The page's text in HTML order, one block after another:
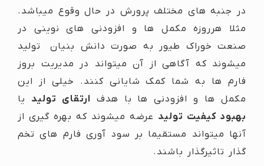
در جنبه های مختلف پرورش در حال وقوع میباشد.
مثلا هرروزه مکمل ها و افزودنی های نوینی در
صنعت خوراک طیور به صورت دانش بنیان تولید
میشوند که آگاهی از آن میتواند در مدیریت بروز
فارم ها به شما کمک شایانی کنند. خیلی از این
مکمل ها و افزودنی ها با هدف ارتقای تولید یا
بهبود کیفیت تولید عرضه میشوند که بهره گیری از
آنها میتواند مستقیما بر سود آوری فارم های تخم
گذار تاثیرگذار باشند.